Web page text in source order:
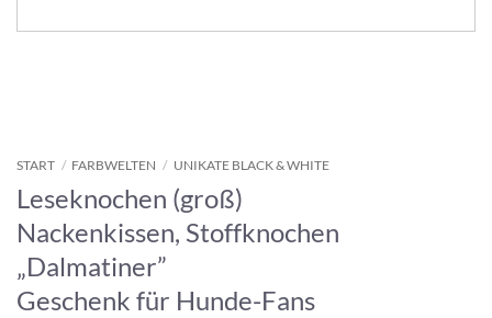
START / FARBWELTEN / UNIKATE BLACK & WHITE
Leseknochen (groß)
Nackenkissen, Stoffknochen
„Dalmatiner”
Geschenk für Hunde-Fans